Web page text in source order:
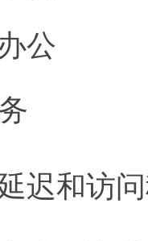
公
迟和访